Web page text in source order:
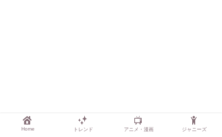
Home トレンド アニメ・漫画 ジャニーズ